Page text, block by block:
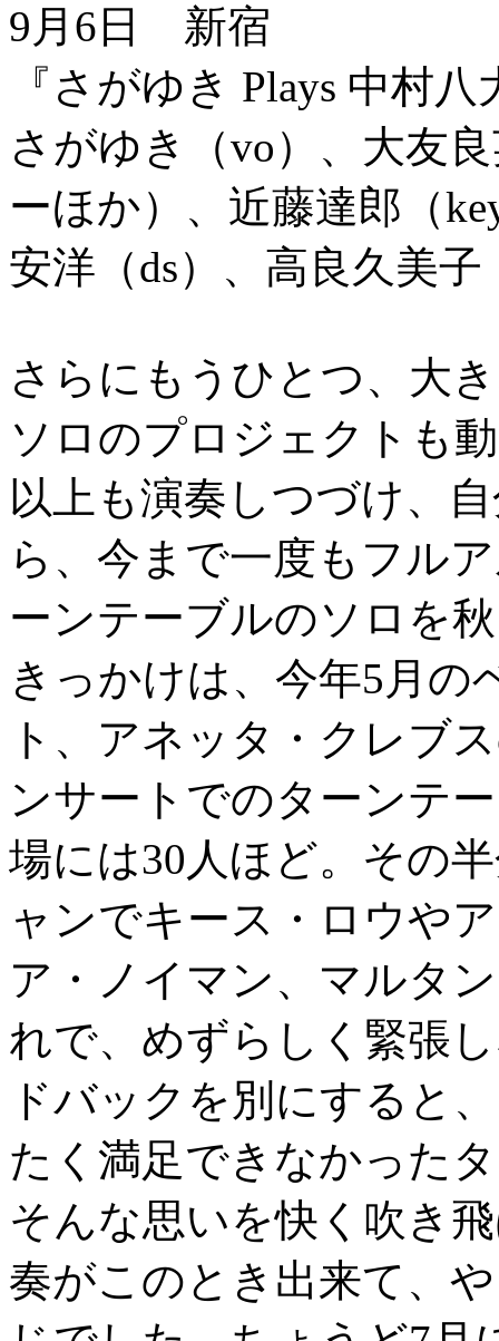
9月6日 新宿
『さがゆき Plays 中村八
さがゆき（vo）、大友
ーほか）、近藤達郎（
安洋（ds）、高良久美子
さらにもうひとつ、大
ソロのプロジェクトも
以上も演奏しつづけ、
ら、今まで一度もフル
ーンテーブルのソロを
きっかけは、今年5月の
ト、アネッタ・クレブ
ンサートでのターンテ
場には30人ほど。その
ャンでキース・ロウや
ア・ノイマン、マルタ
れで、めずらしく緊張
ドバックを別にすると
たく満足できなかった
そんな思いを快く吹き
奏がこのとき出来て、